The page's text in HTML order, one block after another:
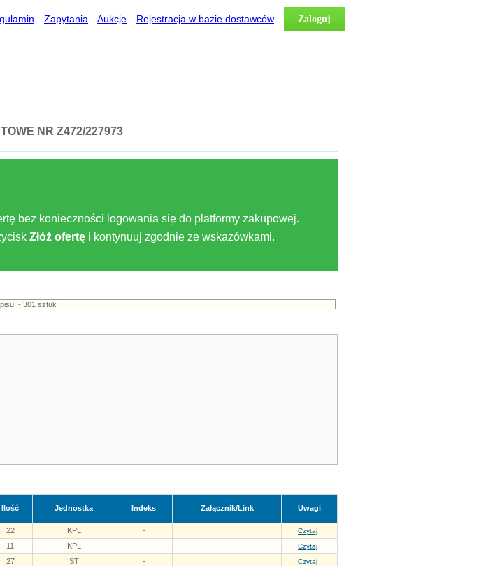
Zapytania Aukcje Rejestracja w bazie dostawców Zaloguj
NR Z472/227973
bez konieczności logowania się do platformy zakupowej.
Złóż ofertę i kontynuuj zgodnie ze wskazówkami.
Ilość Jednostka Indeks Załącznik/Link Uwagi
22 KPL - Czytaj
11 KPL - Czytaj
27 ST - Czytaj